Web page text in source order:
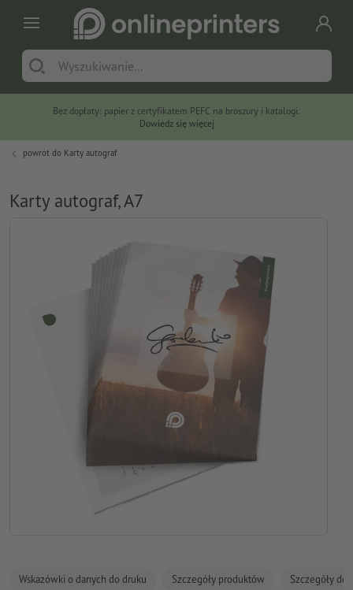
Bez dopłaty: papier z certyfikatem PEFC na broszury i katalogi.
Dowiedz się więcej
powrót do Karty autograf
Karty autograf, A7
Wskazówki o danych do druku Szczegóły produktów Szczegóły